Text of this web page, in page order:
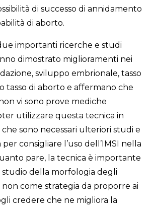
di successo di annidamento
di aborto.
importanti ricerche e studi
dimostrato miglioramenti nei
sviluppo embrionale, tasso
tasso di aborto e affermano che
vi sono prove mediche
utilizzare questa tecnica in
sono necessari ulteriori studi e
consigliare l’uso dell’IMSI nella
pare, la tecnica è importante
della morfologia degli
come strategia da proporre ai
credere che ne migliora la